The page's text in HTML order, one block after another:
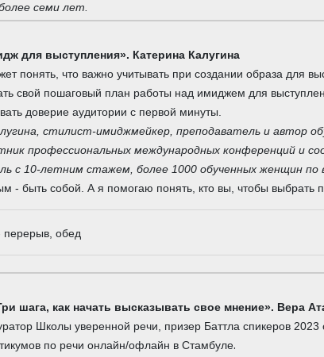
семи лет.
для выступления». Катерина Калугина
понять, что важно учитывать при создании образа для
свой пошаговый план работы над имиджем для
доверие аудитории с первой минуты.
стилист-имиджмейкер, преподаватель и автор
профессиональных международных конференций и
с 10-летним стажем, более 1000 обученных женщин по
- быть собой. А я помогаю понять, кто вы, чтобы выбрать
перерыв, обед
шага, как начать высказывать свое мнение». Вера
Школы уверенной речи, призер Баттла спикеров 2023
по речи онлайн/офлайн в Стамбуле.